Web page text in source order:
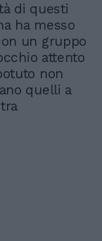
di questi
ha messo
un gruppo
attento
non
quelli a